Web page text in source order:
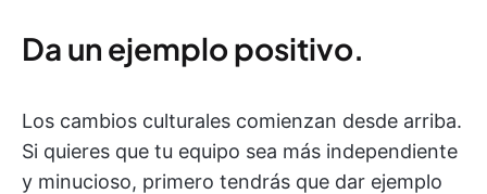
Da un ejemplo positivo.
Los cambios culturales comienzan desde arriba.
Si quieres que tu equipo sea más independiente
y minucioso, primero tendrás que dar ejemplo